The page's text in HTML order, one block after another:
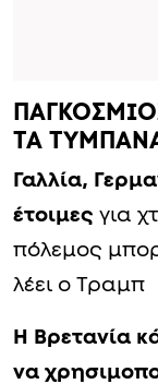
ΤΑ
Γαλλία,
έτοιμες για
πόλεμος
λέει ο Τραμπ
Η Βρετανία
να